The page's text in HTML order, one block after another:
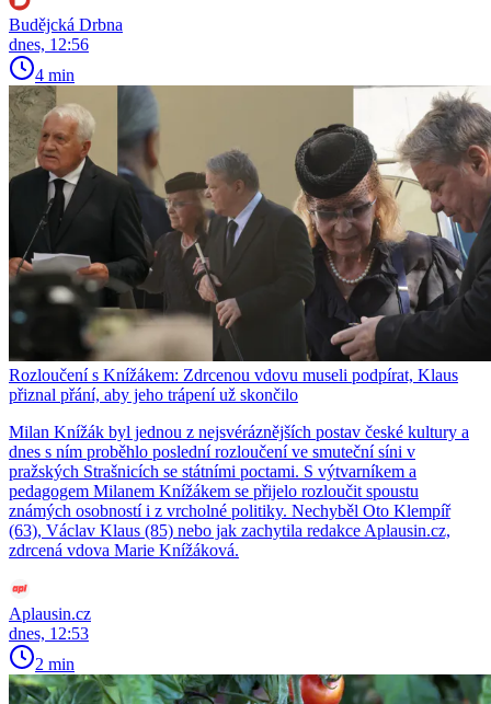
Budějcká Drbna
dnes, 12:56
4 min
Rozloučení s Knížákem: Zdrcenou vdovu museli podpírat, Klaus
přiznal přání, aby jeho trápení už skončilo
Milan Knížák byl jednou z nejsvéráznějších postav české kultury a
dnes s ním proběhlo poslední rozloučení ve smuteční síni v
pražských Strašnicích se státními poctami. S výtvarníkem a
pedagogem Milanem Knížákem se přijelo rozloučit spoustu
známých osobností i z vrcholné politiky. Nechyběl Oto Klempíř
(63), Václav Klaus (85) nebo jak zachytila redakce Aplausin.cz,
zdrcená vdova Marie Knížáková.
Aplausin.cz
dnes, 12:53
2 min